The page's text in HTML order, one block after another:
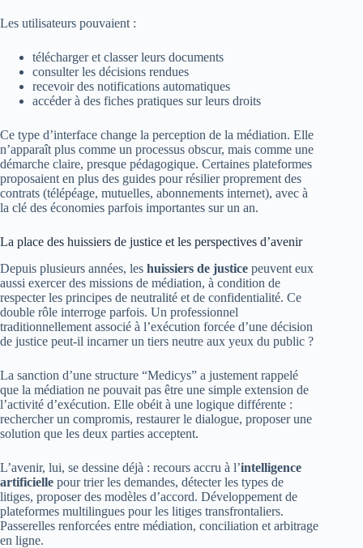
Les utilisateurs pouvaient :
télécharger et classer leurs documents
consulter les décisions rendues
recevoir des notifications automatiques
accéder à des fiches pratiques sur leurs droits
Ce type d’interface change la perception de la médiation. Elle
n’apparaît plus comme un processus obscur, mais comme une
démarche claire, presque pédagogique. Certaines plateformes
proposaient en plus des guides pour résilier proprement des
contrats (télépéage, mutuelles, abonnements internet), avec à
la clé des économies parfois importantes sur un an.
La place des huissiers de justice et les perspectives d’avenir
Depuis plusieurs années, les huissiers de justice peuvent eux
aussi exercer des missions de médiation, à condition de
respecter les principes de neutralité et de confidentialité. Ce
double rôle interroge parfois. Un professionnel
traditionnellement associé à l’exécution forcée d’une décision
de justice peut-il incarner un tiers neutre aux yeux du public ?
La sanction d’une structure “Medicys” a justement rappelé
que la médiation ne pouvait pas être une simple extension de
l’activité d’exécution. Elle obéit à une logique différente :
rechercher un compromis, restaurer le dialogue, proposer une
solution que les deux parties acceptent.
L’avenir, lui, se dessine déjà : recours accru à l’intelligence
artificielle pour trier les demandes, détecter les types de
litiges, proposer des modèles d’accord. Développement de
plateformes multilingues pour les litiges transfrontaliers.
Passerelles renforcées entre médiation, conciliation et arbitrage
en ligne.